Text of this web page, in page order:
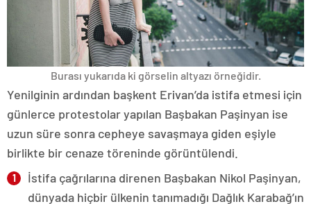
Burası yukarıda ki görselin altyazı örneğidir.
Yenilginin ardından başkent Erivan’da istifa etmesi için
günlerce protestolar yapılan Başbakan Paşinyan ise
uzun süre sonra cepheye savaşmaya giden eşiyle
birlikte bir cenaze töreninde görüntülendi.
İstifa çağrılarına direnen Başbakan Nikol Paşinyan,
dünyada hiçbir ülkenin tanımadığı Dağlık Karabağ’ın